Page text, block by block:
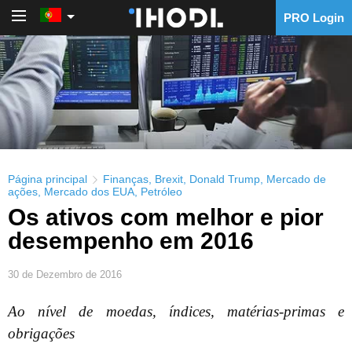
PRO Login
Página principal Finanças Brexit Donald Trump Mercado de
ações Mercado dos EUA Petróleo
Os ativos com melhor e pior
desempenho em 2016
30 de Dezembro de 2016
Ao nível de moedas, índices, matérias-primas e
obrigações